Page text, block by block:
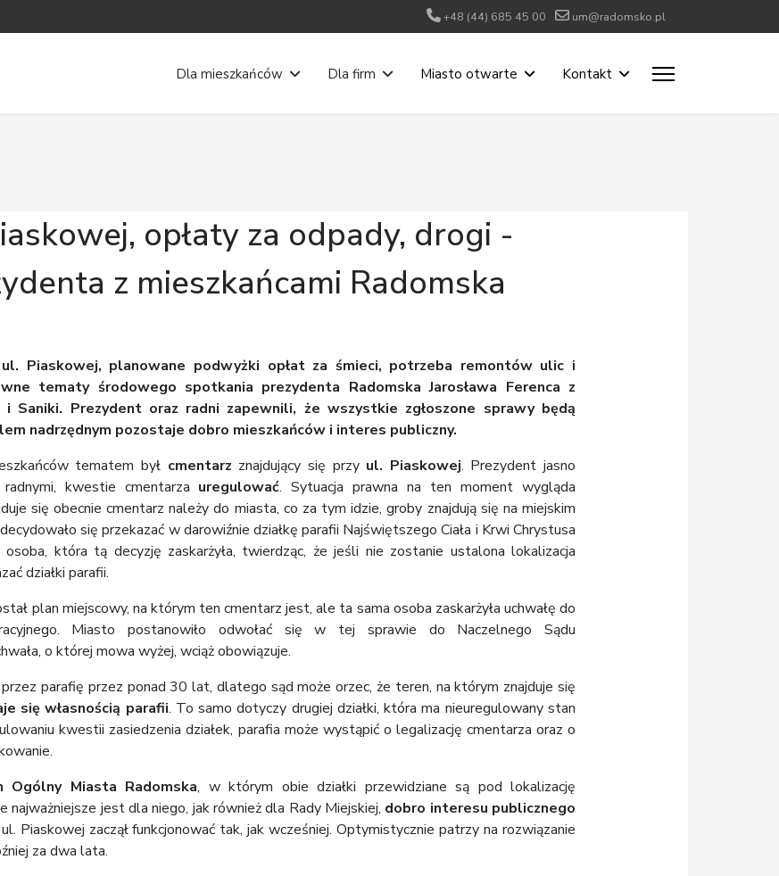
+48 (44) 685 45 00 um@radomsko.pl
Dla mieszkańców Dla firm Miasto otwarte Kontakt
opłaty za odpady, drogi -
z mieszkańcami Radomska
Piaskowej, planowane podwyżki opłat za śmieci, potrzeba remontów ulic i
tematy środowego spotkania prezydenta Radomska Jarosława Ferenca z
i Saniki. Prezydent oraz radni zapewnili, że wszystkie zgłoszone sprawy będą
nadrzędnym pozostaje dobro mieszkańców i interes publiczny.
tematem był cmentarz znajdujący się przyul. Piaskowej. Prezydent jasno
kwestie cmentarza uregulować. Sytuacja prawna na ten moment wygląda
się obecnie cmentarz należy do miasta, co za tym idzie, groby znajdują się na miejskim
się przekazać w darowiźnie działkę parafii Najświętszego Ciała i Krwi Chrystusa
osoba, która tą decyzję zaskarżyła, twierdząc, że jeśli nie zostanie ustalona lokalizacja
działki parafii.
plan miejscowy, na którym ten cmentarz jest, ale ta sama osoba zaskarżyła uchwałę do
Miasto postanowiło odwołać się w tej sprawie do Naczelnego Sądu
o której mowa wyżej, wciąż obowiązuje.
parafię przez ponad 30 lat, dlatego sąd może orzec, że teren, na którym znajduje się
się własnością parafii. To samo dotyczy drugiej działki, która ma nieuregulowany stan
kwestii zasiedzenia działek, parafia może wystąpić o legalizację cmentarza oraz o
Ogólny Miasta Radomska, w którym obie działki przewidziane są pod lokalizację
najważniejsze jest dla niego, jak również dla Rady Miejskiej, dobro interesu publicznego
Piaskowej zaczął funkcjonować tak, jak wcześniej. Optymistycznie patrzy na rozwiązanie
za dwa lata.